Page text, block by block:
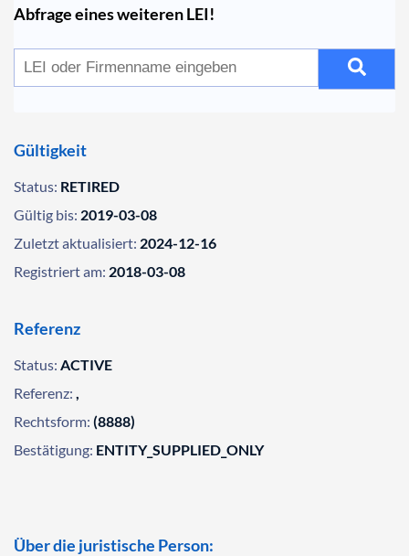
Abfrage eines weiteren LEI!
Gültigkeit
Status: RETIRED
Gültig bis: 2019-03-08
Zuletzt aktualisiert: 2024-12-16
Registriert am: 2018-03-08
Referenz
Status: ACTIVE
Referenz: ,
Rechtsform: (8888)
Bestätigung: ENTITY_SUPPLIED_ONLY
Über die juristische Person: